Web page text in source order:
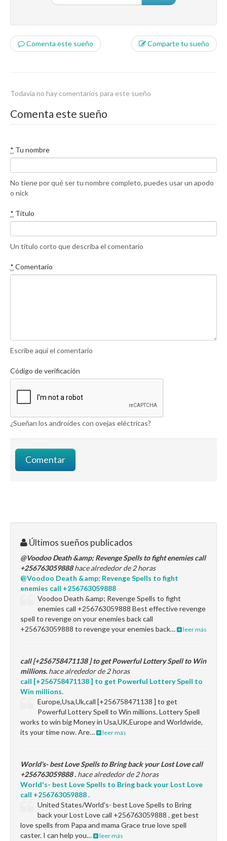
Comenta este sueño Comparte tu sueño
Todavía no hay comentarios para este sueño
Comenta este sueño
* Tu nombre
No tiene por qué ser tu nombre completo, puedes usar un apodo
o nick
* Título
Un título corto que describa el comentario
* Comentario
Escribe aquí el comentario
Código de verificación
¿Sueñan los androides con ovejas eléctricas?
Últimos sueños publicados
@Voodoo Death &amp; Revenge Spells to fight enemies call
+256763059888hace alrededor de 2 horas
@Voodoo Death &amp; Revenge Spells to fight
enemies call +256763059888
Voodoo Death &amp; Revenge Spells to fight
enemies call +256763059888 Best effective revenge
spell to revenge on your enemies back call
+256763059888 to revenge your enemies back…
leer más
call [+256758471138 ] to get Powerful Lottery Spell to Win
millions. hace alrededor de 2 horas
call [+256758471138 ] to get Powerful Lottery Spell to
Win millions.
Europe,Usa,Uk,call [+256758471138 ] to get
Powerful Lottery Spell to Win millions. Lottery Spell
works to win big Money in Usa,UK,Europe and Worldwide,
its your time now. Are…
leer más
World's- best Love Spells to Bring back your Lost Love call
+256763059888 . hace alrededor de 2 horas
World's- best Love Spells to Bring back your Lost Love
call +256763059888 .
United States/World's- best Love Spells to Bring
back your Lost Love call +256763059888 . get best
love spells from Papa and mama Grace true love spell
caster. I can help you…
leer más